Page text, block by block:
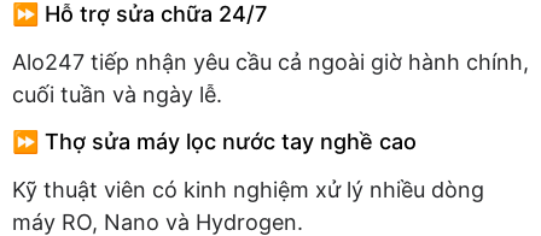
⏩ Hỗ trợ sửa chữa 24/7
Alo247 tiếp nhận yêu cầu cả ngoài giờ hành chính,
cuối tuần và ngày lễ.
⏩ Thợ sửa máy lọc nước tay nghề cao
Kỹ thuật viên có kinh nghiệm xử lý nhiều dòng
máy RO, Nano và Hydrogen.